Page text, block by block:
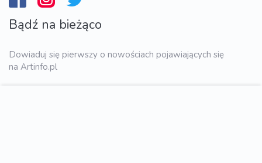
Bądź na bieżąco
Dowiaduj się pierwszy o nowościach pojawiających się
na Artinfo.pl